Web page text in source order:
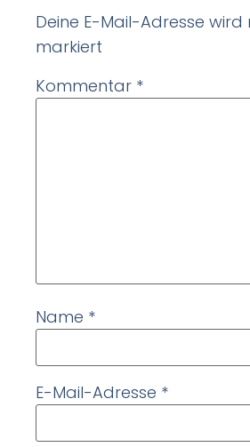
Deine E-Mail-Adresse
markiert
Kommentar *
Name *
E-Mail-Adresse *